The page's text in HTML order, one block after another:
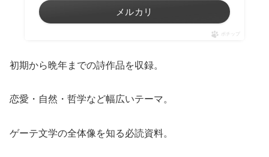
メルカリ
ポチップ
初期から晩年までの詩作品を収録。
恋愛・自然・哲学など幅広いテーマ。
ゲーテ文学の全体像を知る必読資料。